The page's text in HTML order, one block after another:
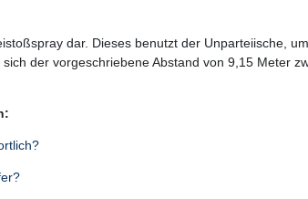
dar. Dieses benutzt der Unparteiische,
der vorgeschriebene Abstand von 9,15 Meter